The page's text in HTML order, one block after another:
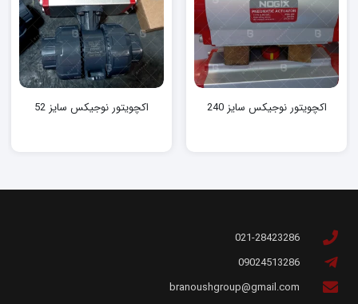
اکچویتور نوجیکس سایز 240 اکچویتور نوجیکس سایز 52
021-28423286
09024513286
branoushgroup@gmail.com